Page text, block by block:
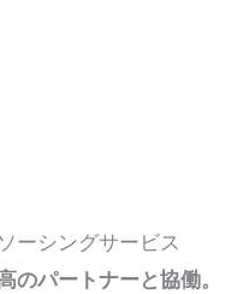
ーシングサービス
のパートナーと協働。